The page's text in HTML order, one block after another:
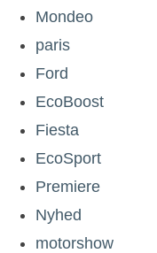
Mondeo
paris
Ford
EcoBoost
Fiesta
EcoSport
Premiere
Nyhed
motorshow